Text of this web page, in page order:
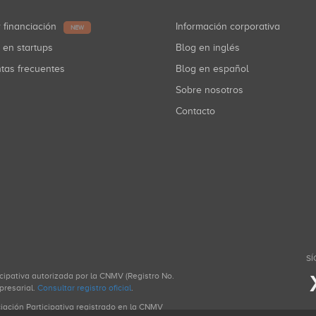
financiación NEW
en startups
frecuentes
Información corporativa
Blog en inglés
Blog en español
Sobre nosotros
Contacto
autorizada por la CNMV (Registro No.
Consultar registro oficial.
Participativa registrado en la CNMV